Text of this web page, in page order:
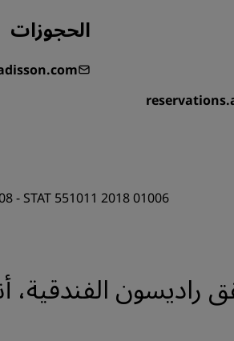
الحجوزات
- STAT 551011 2018 01006
الفندقية،